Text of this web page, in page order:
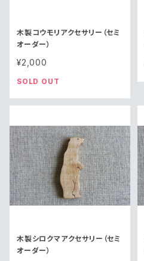
木製コウモリアクセサリー（セミ
オーダー）
¥2,000
SOLD OUT
木製シロクマアクセサリー（セミ
オーダー）